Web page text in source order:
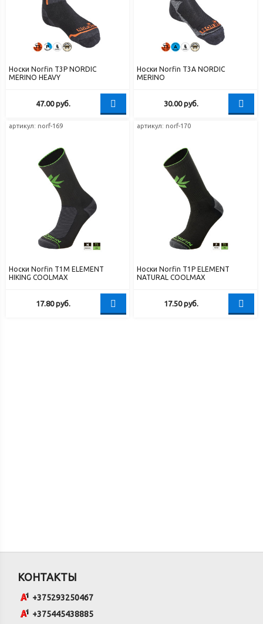
Носки Norfin T3P NORDIC
MERINO HEAVY
47.00руб.
Носки Norfin T3A NORDIC
MERINO
30.00руб.
артикул: norf-169
Носки Norfin T1M ELEMENT
HIKING COOLMAX
17.80руб.
артикул: norf-170
Носки Norfin T1P ELEMENT
NATURAL COOLMAX
17.50руб.
КОНТАКТЫ
+375293250467
+375445438885